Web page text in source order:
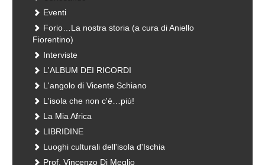
Eventi
Forio…La nostra storia (a cura di Aniello
Fiorentino)
Interviste
L'ALBUM DEI RICORDI
L'angolo di Vicente Schiano
L'isola che non c'è…più!
La Mia Africa
LIBRIDINE
Luoghi culturali dell'isola d'Ischia
Prof. Vincenzo Di Meglio